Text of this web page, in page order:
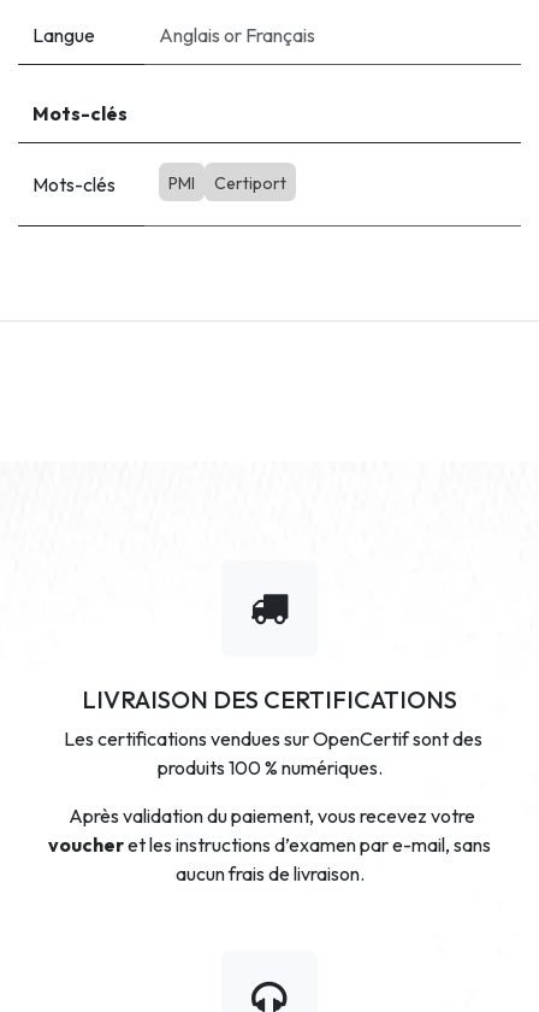
Langue Anglais or Français
Mots-clés
Mots-clés PMI Certiport
LIVRAISON DES CERTIFICATIONS
Les certifications vendues sur OpenCertif sont des
produits 100 % numériques.
Après validation du paiement, vous recevez votre
voucheret les instructions d’examen par e-mail, sans
aucun frais de livraison.